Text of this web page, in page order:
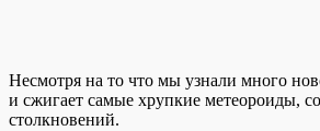
Несмотря на то что мы узнали много
и сжигает самые хрупкие метеороиды,
столкновений.